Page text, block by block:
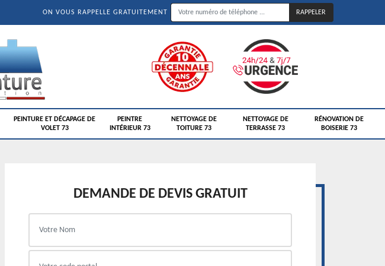
ON VOUS RAPPELLE GRATUITEMENT
PEINTURE ET DÉCAPAGE DE
VOLET 73
PEINTRE
INTÉRIEUR 73
NETTOYAGE DE
TOITURE 73
NETTOYAGE DE
TERRASSE 73
RÉNOVATION DE
BOISERIE 73
DEMANDE DE DEVIS GRATUIT